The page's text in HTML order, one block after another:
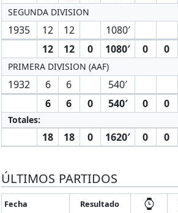
SEGUNDA DIVISION
1935 12 12
1080′
12
12 0 1080′ 0 0
PRIMERA DIVISION (AAF)
1932 6 6 540′
6
6 0 540′ 0 0
Totales:
18 18 0 1620′ 0 0
ÚLTIMOS PARTIDOS
Fecha Resultado